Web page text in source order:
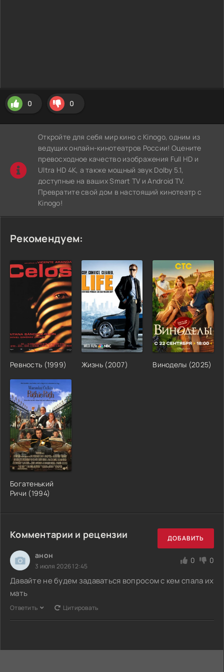
0 0
Откройте для себя мир кино с Kinogo, одним из
ведущих онлайн-кинотеатров России! Оцените
превосходное качество изображения Full HD и
Ultra HD 4K, а также мощный звук Dolby 5.1,
доступные на ваших Smart TV и Android TV.
Превратите свой дом в настоящий кинотеатр с
Kinogo!
Рекомендуем:
Ревность (1999) Жизнь (2007) Виноделы (2025)
Богатенький
Ричи (1994)
Комментарии и рецензии ДОБАВИТЬ
анон
3 июля 2026 12:45
0 0
Давайте не будем задаваться вопросом с кем спала их
мать
Ответить Цитировать